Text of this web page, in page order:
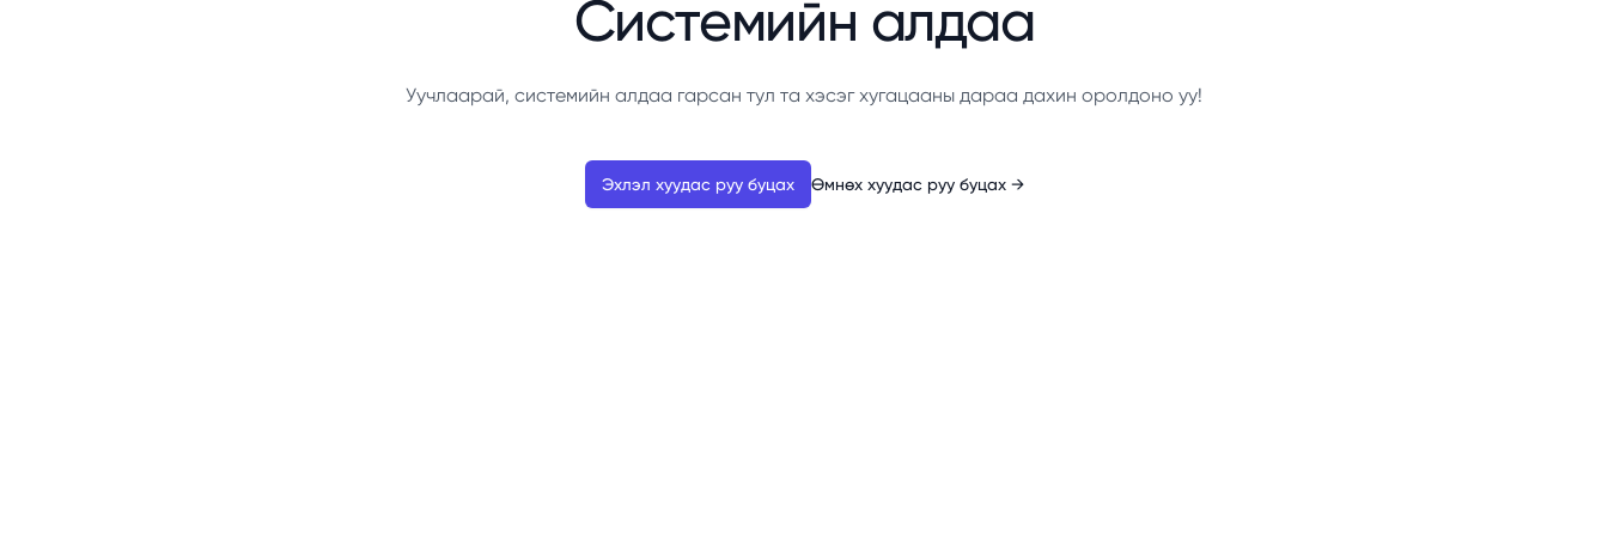
Системийн алдаа
Уучлаарай, системийн алдаа гарсан тул та хэсэг хугацааны дараа дахин оролдоно уу!
Эхлэл хуудас руу буцах Өмнөх хуудас руу буцах →